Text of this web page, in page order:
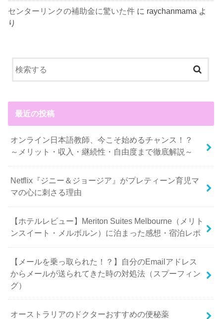
センターリンクの補助金に驚いた件 に raychanmama よ
り
最近の投稿
オンライン日本語教師、今こそ始めるチャンス！？
～メリット・収入・継続性・自由度まで徹底解説～
Netflix『ジニー＆ジョージア』がプレティーン育児マ
マの心に刺さる理由
【ホテルレビュー】Meriton Suites Melbourne（メリト
ンスイート・メルボルン）に泊まった感想・宿泊レポ
【メールを乗っ取られた！？】自分のEmailアドレス
からメールが送られてきた時の対処法（スプーフィン
グ）
オーストラリアのドクターおすすめの便秘薬